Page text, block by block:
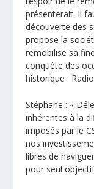
présenterait. Il
découverte des
propose la
remobilise sa
conquête des
historique :
Stéphane : «
inhérentes à la
imposés par le
nos
libres de
pour seul